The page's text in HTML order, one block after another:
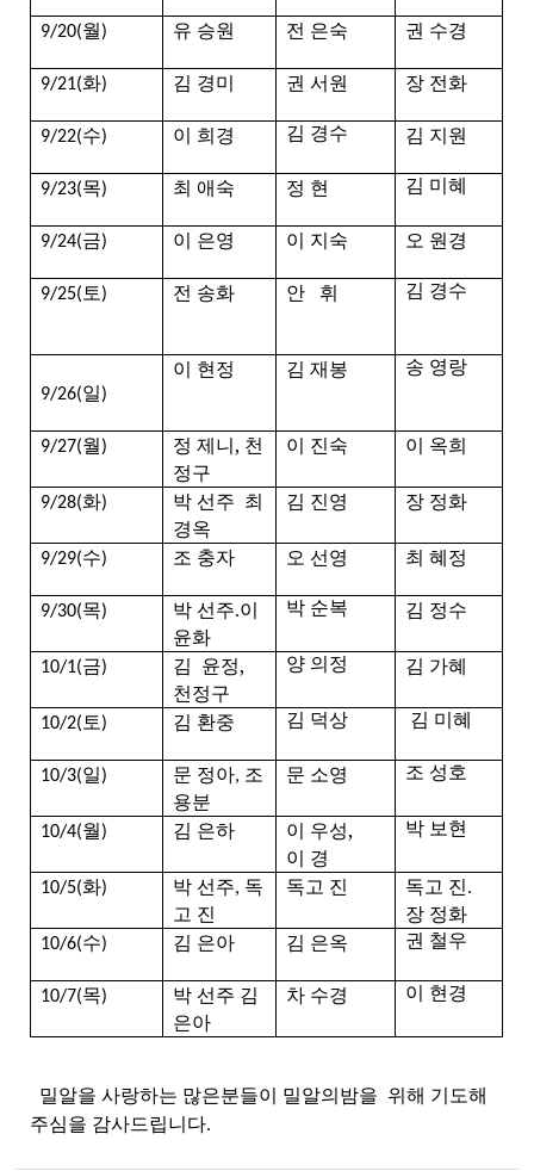
9/20(월) 유 승원 전 은숙 권 수경
9/21(화) 김 경미 권 서원 장 전화
9/22(수) 이 희경 김 경수 김 지원
9/23(목) 최 애숙 정 현 김 미혜
9/24(금) 이 은영 이 지숙 오 원경
9/25(토) 전 송화 안 휘 김 경수
9/26(일)
이 현정 김 재봉 송 영랑
9/27(월)
정 제니, 천
정구
이 진숙 이 옥희
9/28(화) 박 선주 최
경옥
김 진영 장 정화
9/29(수) 조 충자 오 선영 최 혜정
9/30(목) 박 선주.이
윤화
박 순복 김 정수
10/1(금)
김 윤정,
천정구
양 의정 김 가혜
10/2(토) 김 환중 김 덕상 김 미혜
10/3(일) 문 정아, 조
용분
문 소영 조 성호
10/4(월) 김 은하
이 우성,
이 경
박 보현
10/5(화) 박 선주, 독
고 진
독고 진 독고 진.
장 정화
10/6(수) 김 은아 김 은옥 권 철우
10/7(목) 박 선주 김
은아
차 수경 이 현경
밀알을 사랑하는 많은분들이 밀알의밤을 위해 기도해
주심을 감사드립니다.